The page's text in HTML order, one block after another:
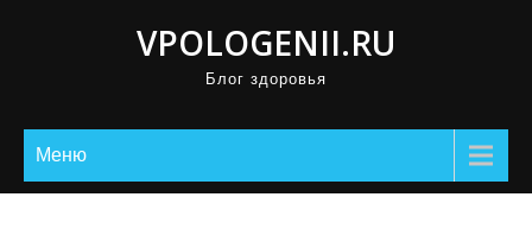
VPOLOGENII.RU
Блог здоровья
Меню